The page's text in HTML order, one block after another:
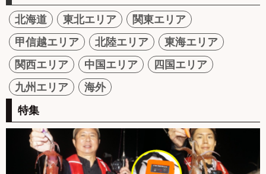
北海道 東北エリア
関東エリア
甲信越エリア
北陸エリア
東海エリア
関西エリア
中国エリア
四国エリア
九州エリア
海外
特集